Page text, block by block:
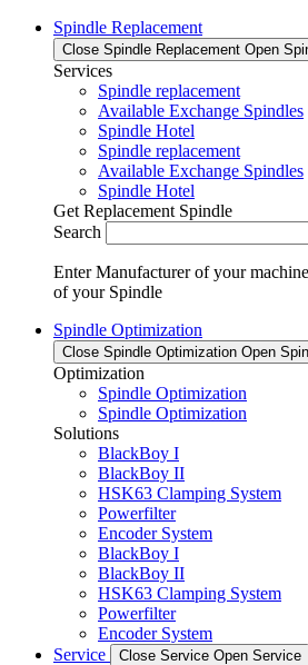
Spindle Replacement
Close Spindle Replacement Open
Services
Spindle replacement
Available Exchange Spindles
Spindle Hotel
Spindle replacement
Available Exchange Spindles
Spindle Hotel
Get Replacement Spindle
Search
Enter Manufacturer of your
of your Spindle
Spindle Optimization
Close Spindle Optimization Open
Optimization
Spindle Optimization
Spindle Optimization
Solutions
BlackBoy I
BlackBoy II
HSK63 Clamping System
Powerfilter
Encoder System
BlackBoy I
BlackBoy II
HSK63 Clamping System
Powerfilter
Encoder System
Service
Close Service Open Service